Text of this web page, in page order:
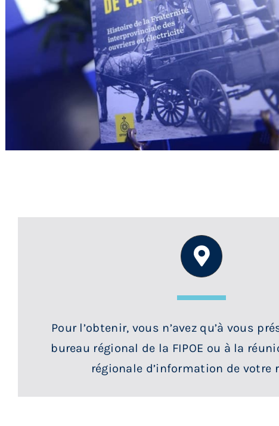
Pour l’obtenir, vous n’avez qu’à vous
bureau régional de la FIPOE ou à la
régionale d’information de votre